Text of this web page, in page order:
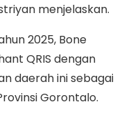
menjelaskan.
2025, Bone
QRIS dengan
daerah ini sebagai
Gorontalo.